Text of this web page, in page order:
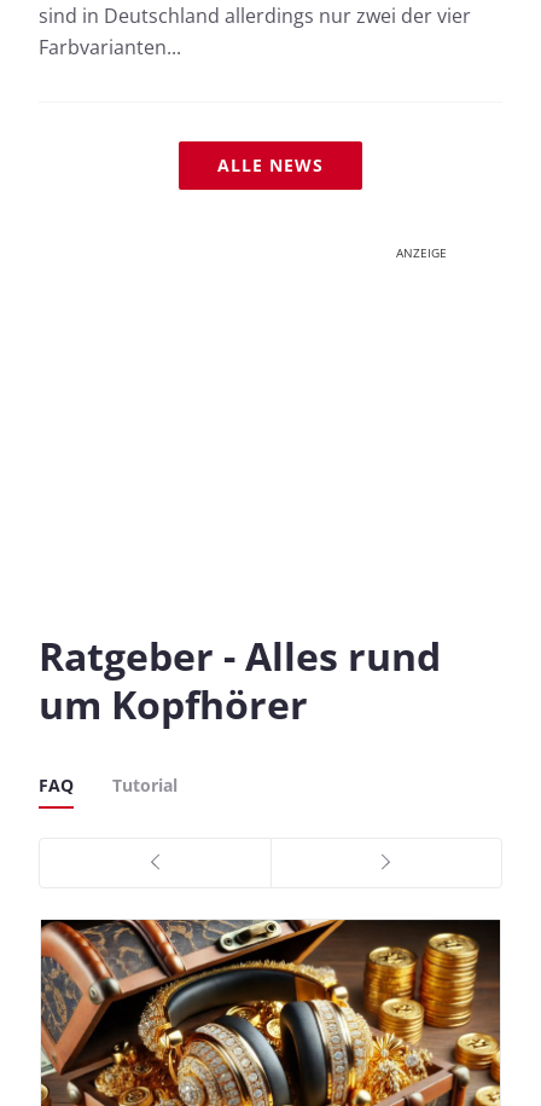
sind in Deutschland allerdings nur zwei der vier
Farbvarianten...
ALLE NEWS
ANZEIGE
Ratgeber - Alles rund
um Kopfhörer
FAQ Tutorial